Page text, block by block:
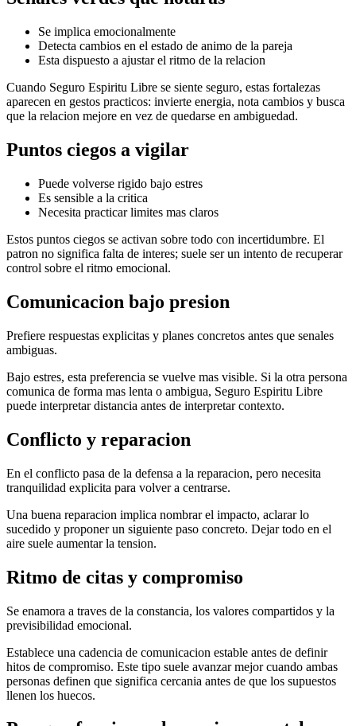
Se implica emocionalmente
Detecta cambios en el estado de animo de la pareja
Esta dispuesto a ajustar el ritmo de la relacion
Cuando Seguro Espiritu Libre se siente seguro, estas fortalezas
aparecen en gestos practicos: invierte energia, nota cambios y busca
que la relacion mejore en vez de quedarse en ambiguedad.
Puntos ciegos a vigilar
Puede volverse rigido bajo estres
Es sensible a la critica
Necesita practicar limites mas claros
Estos puntos ciegos se activan sobre todo con incertidumbre. El
patron no significa falta de interes; suele ser un intento de recuperar
control sobre el ritmo emocional.
Comunicacion bajo presion
Prefiere respuestas explicitas y planes concretos antes que senales
ambiguas.
Bajo estres, esta preferencia se vuelve mas visible. Si la otra persona
comunica de forma mas lenta o ambigua, Seguro Espiritu Libre
puede interpretar distancia antes de interpretar contexto.
Conflicto y reparacion
En el conflicto pasa de la defensa a la reparacion, pero necesita
tranquilidad explicita para volver a centrarse.
Una buena reparacion implica nombrar el impacto, aclarar lo
sucedido y proponer un siguiente paso concreto. Dejar todo en el
aire suele aumentar la tension.
Ritmo de citas y compromiso
Se enamora a traves de la constancia, los valores compartidos y la
previsibilidad emocional.
Establece una cadencia de comunicacion estable antes de definir
hitos de compromiso. Este tipo suele avanzar mejor cuando ambas
personas definen que significa cercania antes de que los supuestos
llenen los huecos.